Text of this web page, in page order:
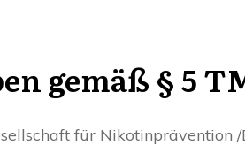
gemäß § 5
für Nikotinprävention /